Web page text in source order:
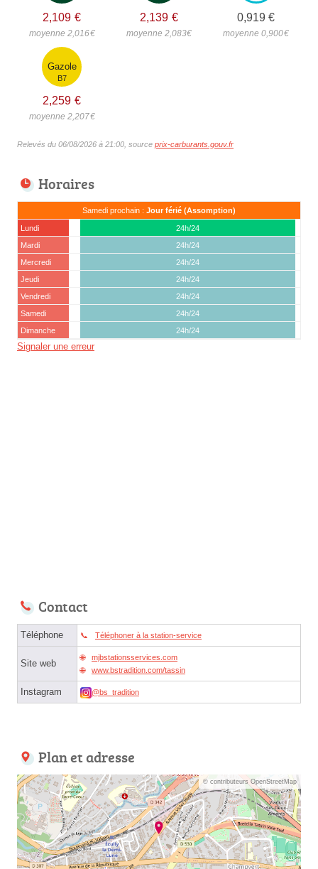
2,109 €
moyenne 2,016€
2,139 €
moyenne 2,083€
0,919 €
moyenne 0,900€
Gazole
B7
2,259 €
moyenne 2,207€
Relevés du 06/08/2026 à 21:00, source prix-carburants.gouv.fr
Horaires
Samedi prochain : Jour férié (Assomption)
Lundi
24h/24
Mardi
24h/24
Mercredi
24h/24
Jeudi
24h/24
Vendredi
24h/24
Samedi
24h/24
Dimanche
24h/24
Signaler une erreur
Contact
Téléphone Téléphoner à la station-service
Site web
mjbstationsservices.com
www.bstradition.com/tassin
Instagram @bs_tradition
Plan et adresse
© contributeurs OpenStreetMap